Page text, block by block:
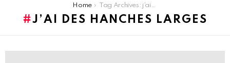
Home Tag Archives: j’ai des hanches larges
J’AI DES HANCHES LARGES